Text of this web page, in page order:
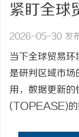
紧盯全球
2026-05-30 发
当下全球贸易
是研判区域市
用，数据更新
(TOPEASE)